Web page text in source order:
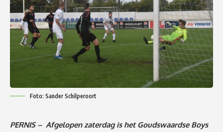
Foto: Sander Schilperoort
PERNIS – Afgelopen zaterdag is het Goudswaardse Boys